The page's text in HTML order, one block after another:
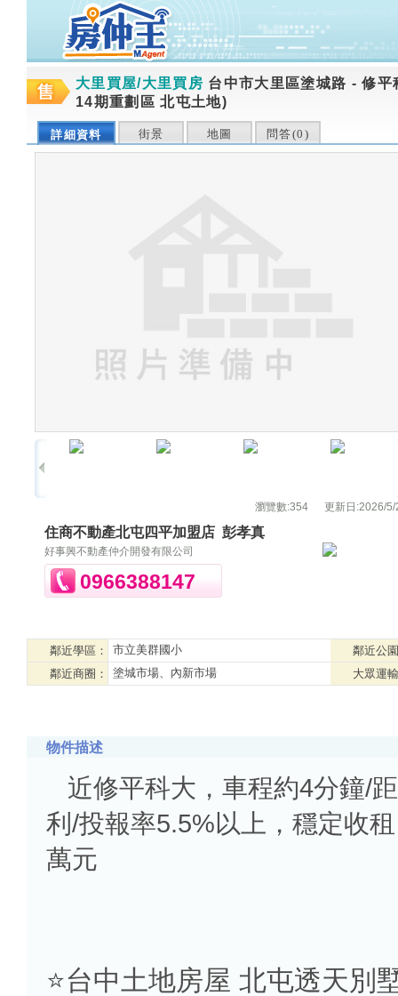
大里買屋/大里買房 台中市大里區塗城路 -修平
14期重劃區 北屯土地)
詳細資料 街景 地圖 問答(0 )
瀏覽數:354 更新日:2026/5/
住商不動產北屯四平加盟店 彭孝真
好事興不動產仲介開發有限公司
0966388147
鄰近學區： 市立美群國小
鄰近公
鄰近商圈：
塗城市場、內新市場 大眾運
物件描述
近修平科大，車程約4分鐘/
利/投報率5.5%以上，穩定收
萬元
⭐️台中土地房屋 北屯透天別